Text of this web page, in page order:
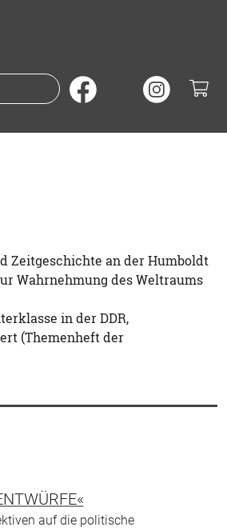
Suche nach Büchern oder
Zeitgeschichte an der Humboldt
Wahrnehmung des Weltraums
in der DDR,
(Themenheft der
auf die politische